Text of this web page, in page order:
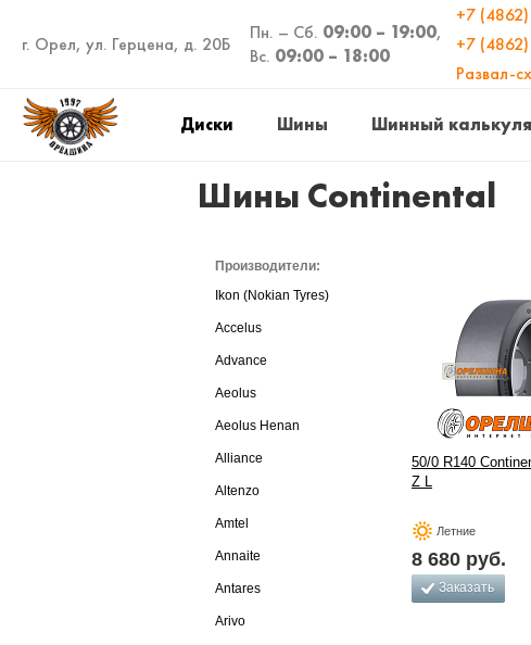
г. Орел, ул. Герцена, д. 20Б
Пн. – Сб. 09:00 – 19:00,
Вс. 09:00 – 18:00
+7 (4862)
+7 (4862)
Развал-
Диски Шины Шинный
Шины Continental
Производители:
Ikon (Nokian Tyres)
Accelus
Advance
Aeolus
Aeolus Henan
Alliance
Altenzo
Amtel
Annaite
Antares
Arivo
50/0 R140
Z L
Летние
8 680 руб.
Заказать